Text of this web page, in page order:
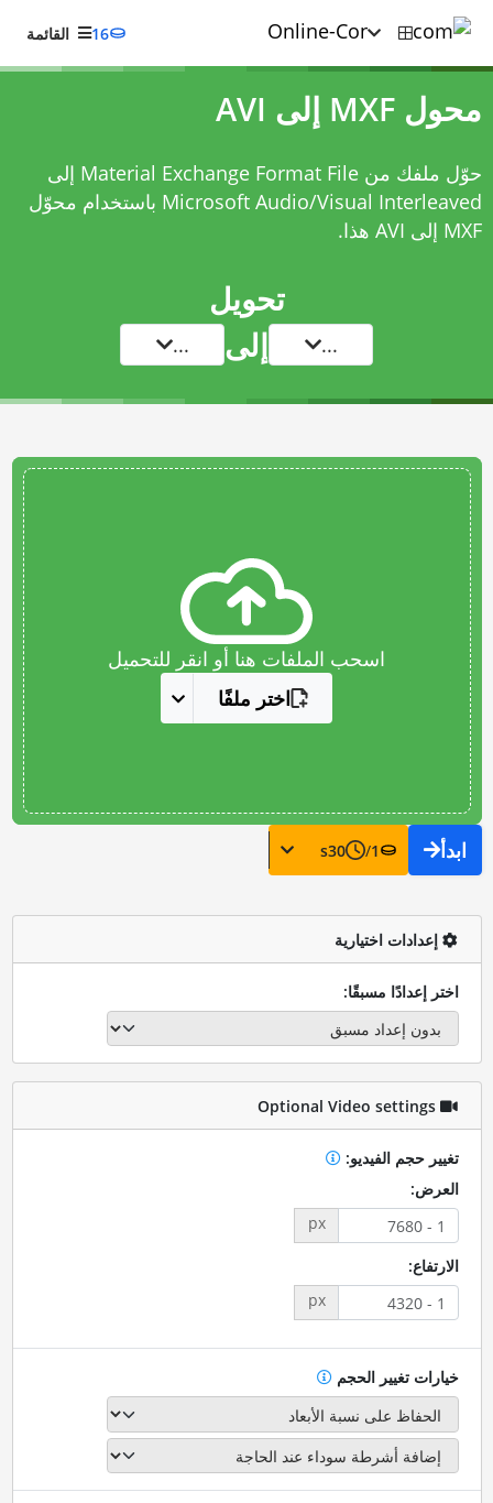
16 القائمة
محول MXF إلى AVI
حوّل ملفك من Material Exchange Format File إلى
Microsoft Audio/Visual Interleaved باستخدام
محوّل
MXF إلى AVI
هذا.
تحويل
... إلى ...
اسحب الملفات هنا أو انقر للتحميل
اختر ملفًا
ابدأ 1
/
30
s
إعدادات اختيارية
اختر إعدادًا مسبقًا:
Optional Video settings
تغيير حجم الفيديو:
العرض:
px
الارتفاع:
px
خيارات تغيير الحجم